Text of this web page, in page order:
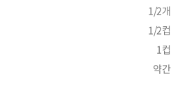
1/2개
1/2컵
1컵
약간